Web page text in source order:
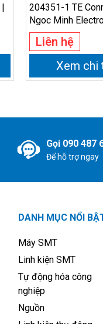
204351-1 TE
Ngoc Minh
Liên hệ
Xem chi
Gọi 090 487
Để hỗ trợ ngay
DANH MỤC NỔI
Máy SMT
Linh kiện SMT
Tự động hóa công
nghiệp
Nguồn